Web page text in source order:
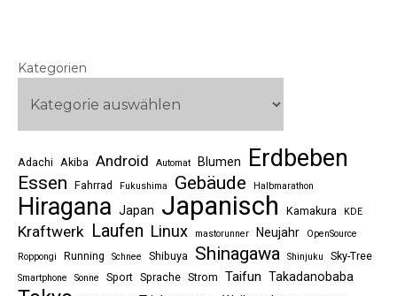
Kategorien
Adachi Akiba Android Automat Blumen Erdbeben
Essen Fahrrad Fukushima Gebäude Halbmarathon
Hiragana Japan Japanisch Kamakura KDE
Kraftwerk Laufen Linux mastorunner Neujahr
OpenSource
Roppongi
Running Schnee Shibuya Shinagawa Shinjuku Sky-Tree
Smartphone Sonne Sport Sprache Strom Taifun Takadanobaba